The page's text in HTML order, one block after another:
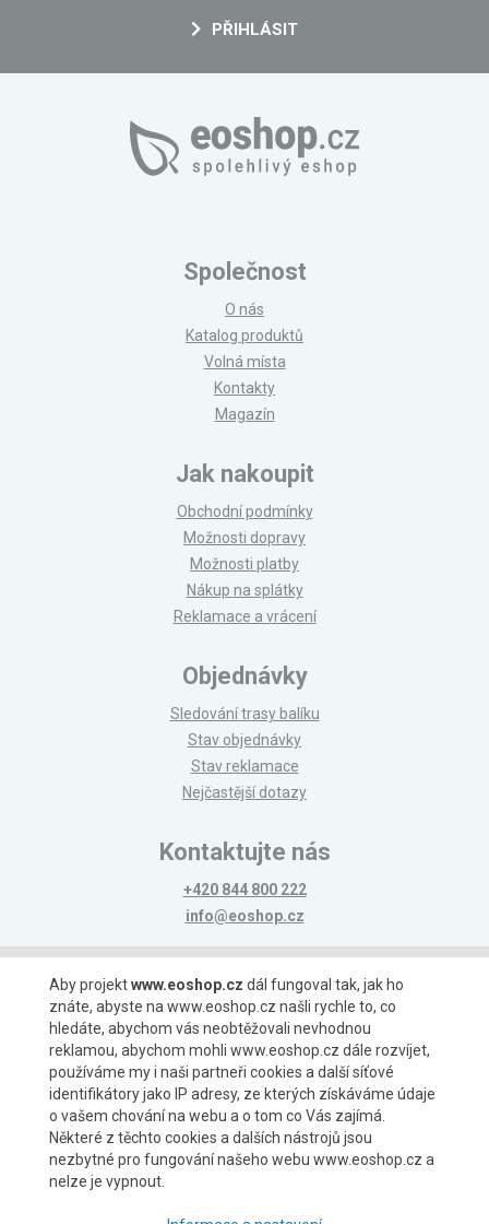
PŘIHLÁSIT
Společnost
O nás
Katalog produktů
Volná místa
Kontakty
Magazín
Jak nakoupit
Obchodní podmínky
Možnosti dopravy
Možnosti platby
Nákup na splátky
Reklamace a vrácení
Objednávky
Sledování trasy balíku
Stav objednávky
Stav reklamace
Nejčastější dotazy
Kontaktujte nás
+420 844 800 222
info@eoshop.cz
Možnosti platby
Možnosti dopravy
Aby projektwww.eoshop.cz dál fungoval tak, jak ho
znáte, abyste na www.eoshop.cz našli rychle to, co
hledáte, abychom vás neobtěžovali nevhodnou
reklamou, abychom mohli www.eoshop.cz dále rozvíjet,
používáme my i naši partneři cookies a další síťové
identifikátory jako IP adresy, ze kterých získáváme údaje
o vašem chování na webu a o tom co Vás zajímá.
Některé z těchto cookies a dalších nástrojů jsou
nezbytné pro fungování našeho webu www.eoshop.cz a
nelze je vypnout.